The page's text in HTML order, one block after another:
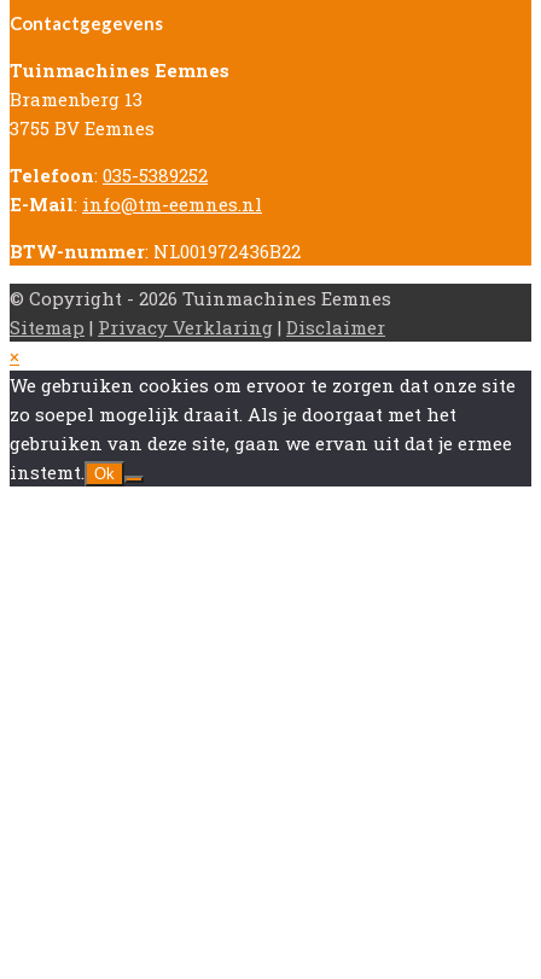
Contactgegevens
Tuinmachines Eemnes
Bramenberg 13
3755 BV Eemnes
Telefoon: 035-5389252
E-Mail: info@tm-eemnes.nl
BTW-nummer: NL001972436B22
© Copyright - 2026 Tuinmachines Eemnes
Sitemap | Privacy Verklaring | Disclaimer
Back
To
Top
×
We gebruiken cookies om ervoor te zorgen dat onze site
zo soepel mogelijk draait. Als je doorgaat met het
gebruiken van deze site, gaan we ervan uit dat je ermee
instemt.
Ok